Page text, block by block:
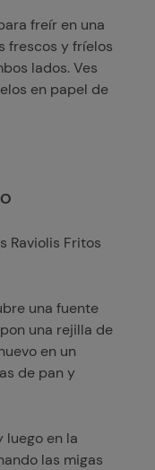
freír en una
frescos y fríelos
lados. Ves
en papel de
Raviolis Fritos
una fuente
una rejilla de
en un
de pan y
luego en la
las migas